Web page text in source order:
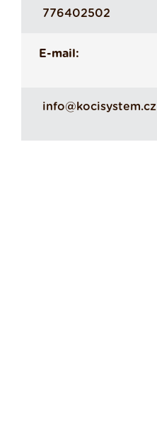
776402502
E-mail:
info@kocisystem.cz